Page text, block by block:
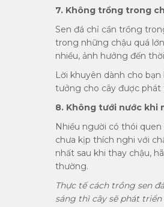
7. Không trồng trong
Sen đá chỉ cần trồng
trong những chậu quá
nhiều, ảnh hưởng đến
Lời khuyên dành cho
tưởng cho cây được phát
8. Không tưới nước khi
Nhiều người có thói
chưa kịp thích nghi với
nhất sau khi thay chậu,
thường.
Thực tế cách trồng sen
sáng thì cây sẽ phát